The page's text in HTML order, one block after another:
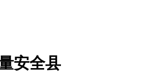
安全县